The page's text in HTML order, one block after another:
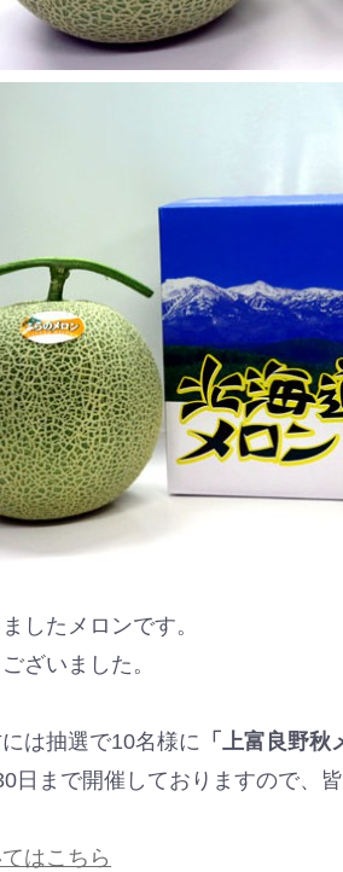
したメロンです。
ざいました。
は抽選で10名様に 「上富良野秋
日まで開催しておりますので、
はこちら